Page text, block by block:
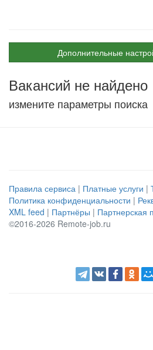
Дополнительные
Вакансий не найдено
измените параметры поиска
Правила сервиса | Платные услуги |
Политика конфиденциальности |
XML feed | Партнёры | Партнерская
©2016-2026 Remote-job.ru